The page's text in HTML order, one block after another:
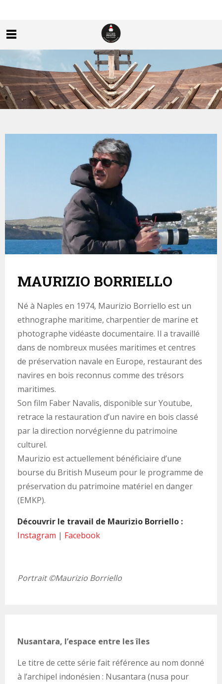
MAURIZIO BORRIELLO
Né à Naples en 1974, Maurizio Borriello est un
ethnographe maritime, charpentier de marine et
photographe vidéaste documentaire. Il a travaillé
dans de nombreux musées maritimes et centres
de préservation navale en Europe, restaurant des
navires en bois reconnus comme des trésors
maritimes.
Son film Faber Navalis, disponible sur Youtube,
retrace la restauration d’un navire en bois classé
par la direction norvégienne du patrimoine
culturel.
Maurizio est actuellement bénéficiaire d’une
bourse du British Museum pour le programme de
préservation du patrimoine matériel en danger
(EMKP).
Découvrir le travail de Maurizio Borriello :
Instagram | Facebook
Portrait ©Maurizio Borriello
Nusantara, l’espace entre les îles
Le titre de cette série fait référence au nom donné
à l’archipel indonésien : Nusantara (nusa pour